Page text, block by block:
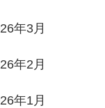
年3月
年2月
年1月